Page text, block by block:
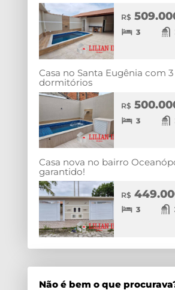
R$
3
Casa no Santa Eugênia com 3
dormitórios
R$
3
Casa nova no bairro
garantido!
R$
3
Não é bem o que